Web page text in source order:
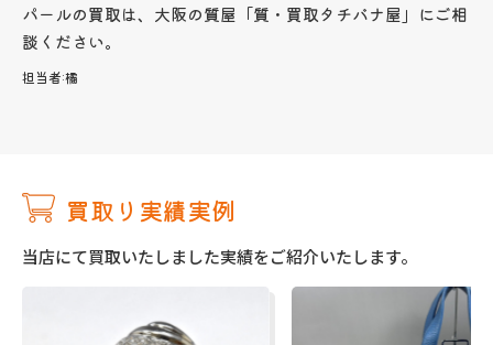
パールの買取は、大阪の質屋「質・買取タチバナ屋」にご相
談ください。
担当者:橘
買取り実績実例
当店にて買取いたしました実績をご紹介いたします。